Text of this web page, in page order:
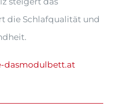
die Schlafqualität und
dasmodulbett.at